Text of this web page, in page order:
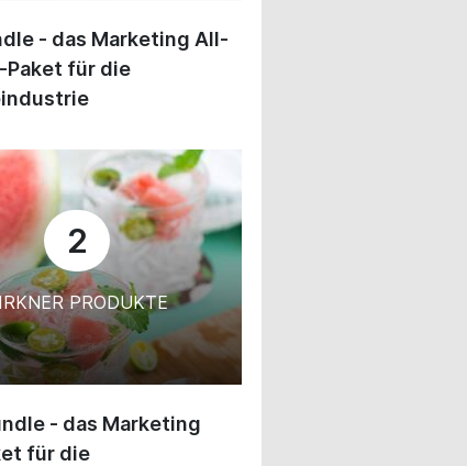
- das Marketing All-
Paket für die
2
PRODUKTE
- das Marketing
für die